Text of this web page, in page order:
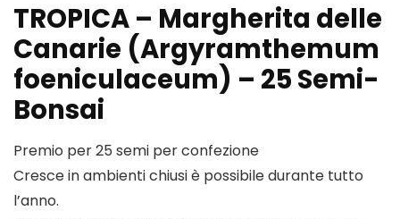
TROPICA – Margherita delle
Canarie (Argyramthemum
foeniculaceum) – 25 Semi-
Bonsai
Premio per 25 semi per confezione
Cresce in ambienti chiusi è possibile durante tutto
l’anno.